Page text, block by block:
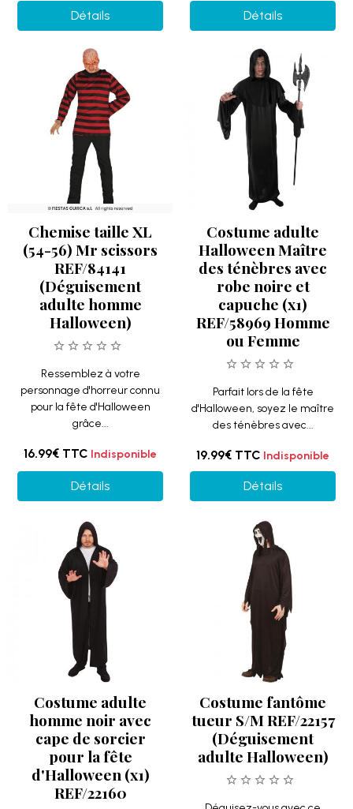
Détails Détails
Chemise taille XL
(54-56) Mr scissors
REF/84141
(Déguisement
adulte homme
Halloween)
Ressemblez à votre
personnage d'horreur connu
pour la fête d'Halloween
grâce...
16.99€ TTC Indisponible
Détails
Costume adulte
Halloween Maître
des ténèbres avec
robe noire et
capuche (x1)
REF/58969 Homme
ou Femme
Parfait lors de la fête
d'Halloween, soyez le maître
des ténèbres avec...
19.99€ TTC Indisponible
Détails
Costume adulte
homme noir avec
cape de sorcier
pour la fête
d'Halloween (x1)
REF/22160
Costume fantôme
tueur S/M REF/22157
(Déguisement
adulte Halloween)